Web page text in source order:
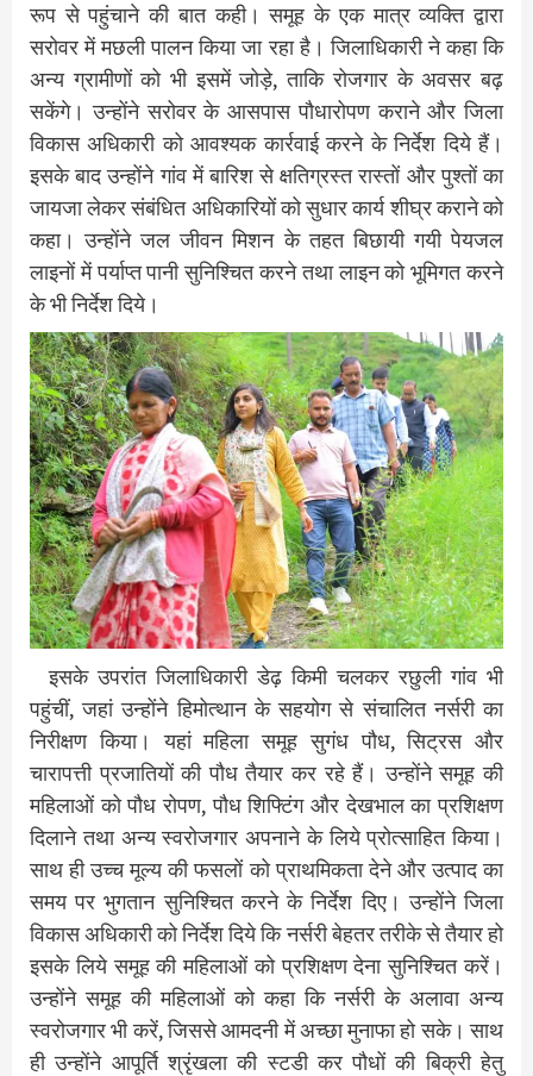
रूप से पहुंचाने की बात कही। समूह के एक मात्र व्यक्ति द्वारा
सरोवर में मछली पालन किया जा रहा है। जिलाधिकारी ने कहा कि
अन्य ग्रामीणों को भी इसमें जोड़े, ताकि रोजगार के अवसर बढ़
सकेंगे। उन्होंने सरोवर के आसपास पौधारोपण कराने और जिला
विकास अधिकारी को आवश्यक कार्रवाई करने के निर्देश दिये हैं।
इसके बाद उन्होंने गांव में बारिश से क्षतिग्रस्त रास्तों और पुश्तों का
जायजा लेकर संबंधित अधिकारियों को सुधार कार्य शीघ्र कराने को
कहा। उन्होंने जल जीवन मिशन के तहत बिछायी गयी पेयजल
लाइनों में पर्याप्त पानी सुनिश्चित करने तथा लाइन को भूमिगत करने
के भी निर्देश दिये।
इसके उपरांत जिलाधिकारी डेढ़ किमी चलकर रछुली गांव भी
पहुंचीं, जहां उन्होंने हिमोत्थान के सहयोग से संचालित नर्सरी का
निरीक्षण किया। यहां महिला समूह सुगंध पौध, सिट्रस और
चारापत्ती प्रजातियों की पौध तैयार कर रहे हैं। उन्होंने समूह की
महिलाओं को पौध रोपण, पौध शिफ्टिंग और देखभाल का प्रशिक्षण
दिलाने तथा अन्य स्वरोजगार अपनाने के लिये प्रोत्साहित किया।
साथ ही उच्च मूल्य की फसलों को प्राथमिकता देने और उत्पाद का
समय पर भुगतान सुनिश्चित करने के निर्देश दिए। उन्होंने जिला
विकास अधिकारी को निर्देश दिये कि नर्सरी बेहतर तरीके से तैयार हो
इसके लिये समूह की महिलाओं को प्रशिक्षण देना सुनिश्चित करें।
उन्होंने समूह की महिलाओं को कहा कि नर्सरी के अलावा अन्य
स्वरोजगार भी करें, जिससे आमदनी में अच्छा मुनाफा हो सके। साथ
ही उन्होंने आपूर्ति श्रृंखला की स्टडी कर पौधों की बिक्री हेतु